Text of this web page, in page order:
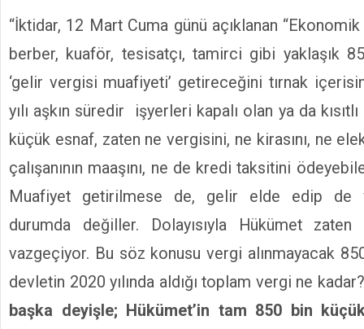
“İktidar, 12 Mart Cuma günü açıklanan
berber, kuaför, tesisatçı, tamirci gibi yaklaşık
‘gelir vergisi muafiyeti’ getireceğini tırnak
yılı aşkın süredir işyerleri kapalı olan ya da
küçük esnaf, zaten ne vergisini, ne kirasını, ne
çalışanının maaşını, ne de kredi taksitini
Muafiyet getirilmese de, gelir elde edip de
durumda değiller. Dolayısıyla Hükümet zaten
vazgeçiyor. Bu söz konusu vergi alınmayacak
devletin 2020 yılında aldığı toplam vergi ne
başka deyişle; Hükümet’in tam 850 bin